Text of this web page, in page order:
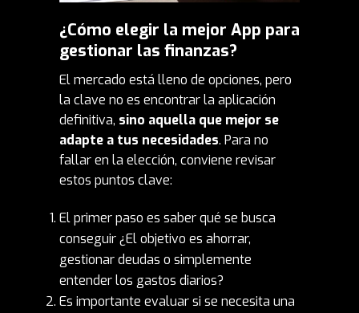
¿Cómo elegir la mejor App para
gestionar las finanzas?
El mercado está lleno de opciones, pero
la clave no es encontrar la aplicación
definitiva, sino aquella que mejor se
adapte a tus necesidades. Para no
fallar en la elección, conviene revisar
estos puntos clave:
El primer paso es saber qué se busca
conseguir ¿El objetivo es ahorrar,
gestionar deudas o simplemente
entender los gastos diarios?
Es importante evaluar si se necesita una